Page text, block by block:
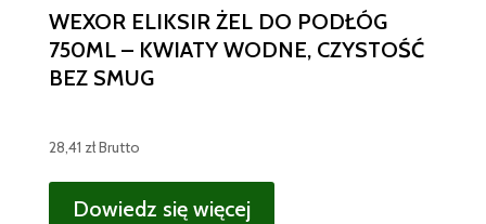
WEXOR ELIKSIR ŻEL DO PODŁÓG
750ML – KWIATY WODNE, CZYSTOŚĆ
BEZ SMUG
28,41 złBrutto
Dowiedz się więcej